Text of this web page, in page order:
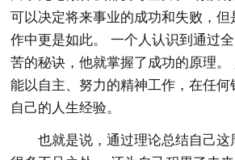
可以决定将来事业的成功和失败，但
作中更是如此。 一个人认识到通过
苦的秘诀，他就掌握了成功的原理
能以自主、努力的精神工作，在任何
自己的人生经验。
也就是说，通过理论总结自己这